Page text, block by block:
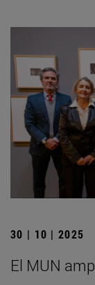
30 | 10 | 2025
El MUN